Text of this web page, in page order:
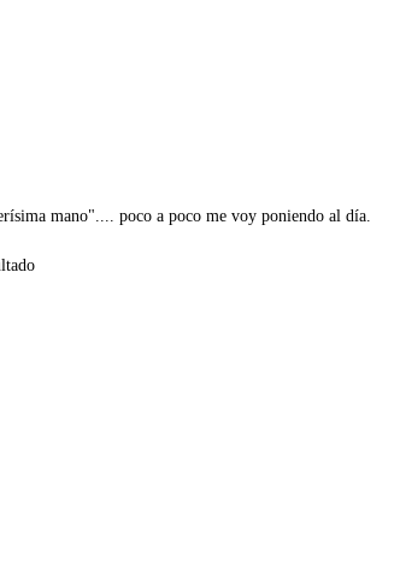
mano".... poco a poco me voy poniendo al día.